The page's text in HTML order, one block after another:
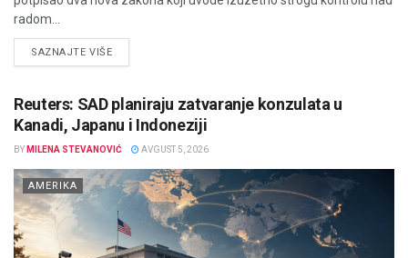
radom...
SAZNAJTE VIŠEDETAILS
Reuters: SAD planiraju zatvaranje konzulata u
Kanadi, Japanu i Indoneziji
BY MILENA STEVANOVIĆ AVGUST 5, 2026
AMERIKA